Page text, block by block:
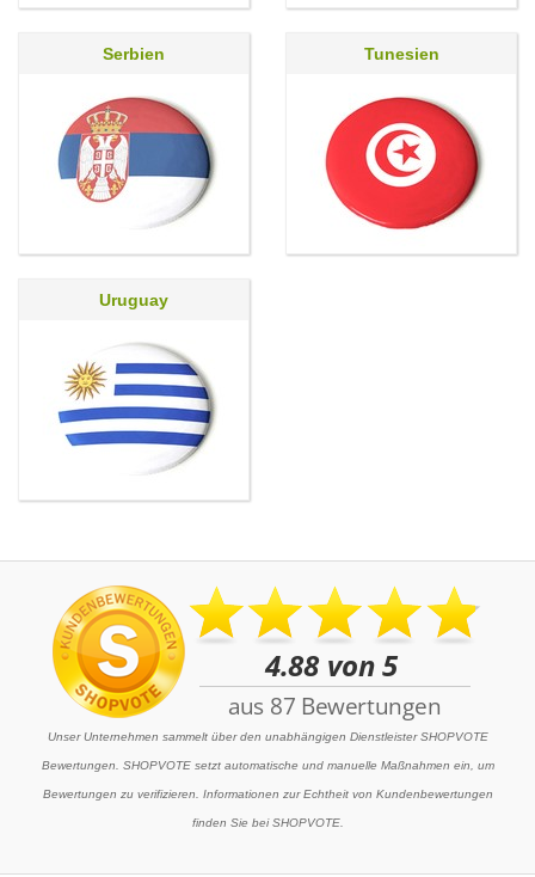
Serbien Tunesien
Uruguay
Unser Unternehmen sammelt über den unabhängigen Dienstleister SHOPVOTE
Bewertungen. SHOPVOTE setzt automatische und manuelle Maßnahmen ein, um
Bewertungen zu verifizieren. Informationen zur Echtheit von Kundenbewertungen
finden Sie bei SHOPVOTE.